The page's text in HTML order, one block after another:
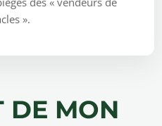
».
DE MON